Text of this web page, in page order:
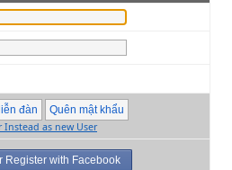
Instead as new User
Register with Facebook